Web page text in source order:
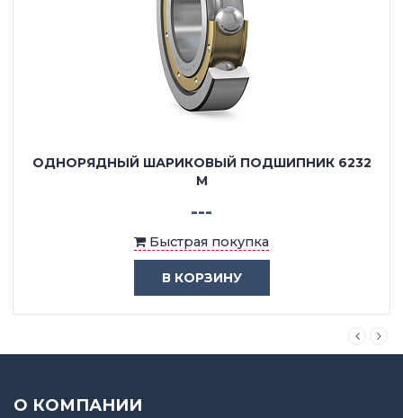
ОДНОРЯДНЫЙ ШАРИКОВЫЙ ПОДШИПНИК 6232
M
---
Быстрая покупка
В КОРЗИНУ
О КОМПАНИИ